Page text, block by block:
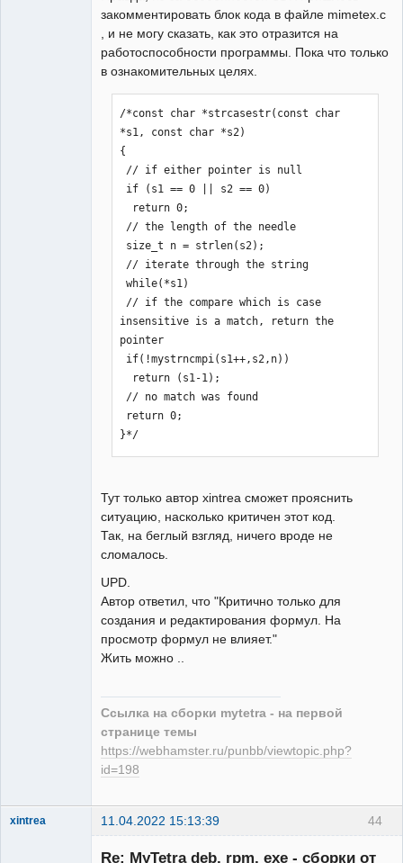
закомментировать блок кода в файле mimetex.c
, и не могу сказать, как это отразится на
работоспособности программы. Пока что только
в ознакомительных целях.
/*const char *strcasestr(const char
*s1, const char *s2)
{
while(*s1)
insensitive is a match, return the
pointer
}*/
Тут только автор xintrea сможет прояснить
ситуацию, насколько критичен этот код.
Так, на беглый взгляд, ничего вроде не
сломалось.
UPD.
Автор ответил, что "Критично только для
создания и редактирования формул. На
просмотр формул не влияет."
Жить можно ..
Ссылка на сборки mytetra - на первой
странице темы
https://webhamster.ru/punbb/viewtopic.php?
id=198
44
xintrea 11.04.2022 15:13:39
Re: MyTetra deb, rpm, exe - сборки от